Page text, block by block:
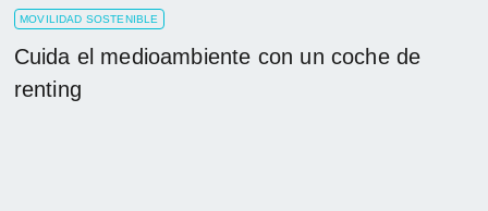
MOVILIDAD SOSTENIBLE
Cuida el medioambiente con un coche de
renting